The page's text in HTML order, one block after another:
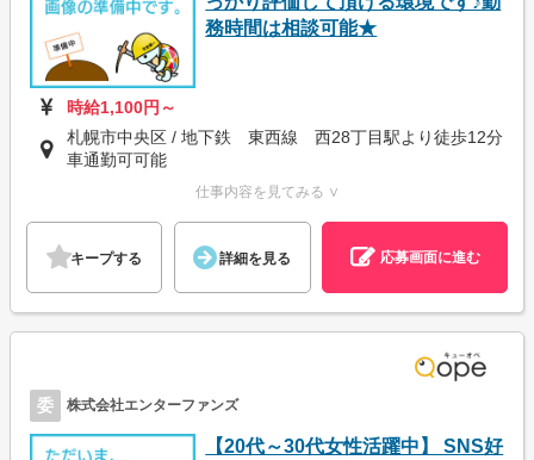
務時間は相談可能★
時給1,100円～
札幌市中央区 / 地下鉄 東西線 西28丁目駅より徒歩12分
車通勤可可能
仕事内容を見てみる ∨
キープする 詳細を見る 応募画面に進む
委 株式会社エンターファンズ
【20代～30代女性活躍中】 SNS好